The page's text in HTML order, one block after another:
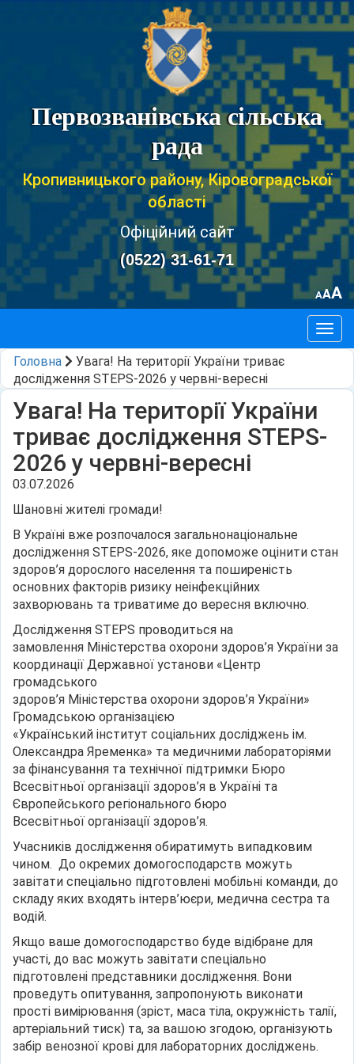
Первозванівська сільська
рада
Кропивницького району, Кіровоградської
області
Офіційний сайт
(0522) 31-61-71
AAA
Головна
Увага! На території України триває
дослідження STEPS-2026 у червні-вересні
Увага! На території України
триває дослідження STEPS-
2026 у червні-вересні
03.07.2026
Шановні жителі громади!
В Україні вже розпочалося загальнонаціональне
дослідження STEPS-2026, яке допоможе оцінити стан
здоров’я дорослого населення та поширеність
основних факторів ризику неінфекційних
захворювань та триватиме до вересня включно.
Дослідження STEPS проводиться на
замовлення Міністерства охорони здоров’я України за
координації Державної установи «Центр
громадського
здоров’я Міністерства охорони здоров’я України»
Громадською організацією
«Український інститут соціальних досліджень ім.
Олександра Яременка» та медичними лабораторіями
за фінансування та технічної підтримки Бюро
Всесвітньої організації здоров’я в Україні та
Європейського регіонального бюро
Всесвітньої організації здоров’я.
Учасників дослідження обиратимуть випадковим
чином. До окремих домогосподарств можуть
завітати спеціально підготовлені мобільні команди, до
складу яких входять інтерв’юєри, медична сестра та
водій.
Якщо ваше домогосподарство буде відібране для
участі, до вас можуть завітати спеціально
підготовлені представники дослідження. Вони
проведуть опитування, запропонують виконати
прості вимірювання (зріст, маса тіла, окружність талії,
артеріальний тиск) та, за вашою згодою, організують
забір венозної крові для лабораторних досліджень.